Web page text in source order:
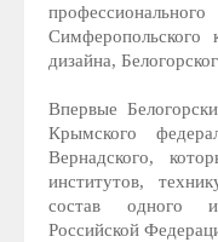
Симферопольского
дизайна,
Впервые
Крымского
Вернадского,
институтов,
состав одного
Российской